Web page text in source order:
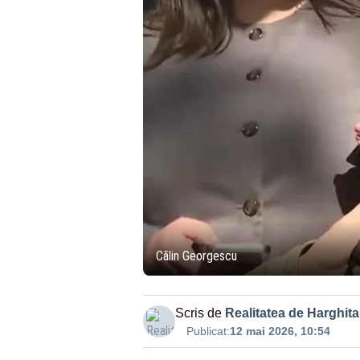
Călin Georgescu
Scris de Realitatea de Harghita
Publicat:12 mai 2026, 10:54